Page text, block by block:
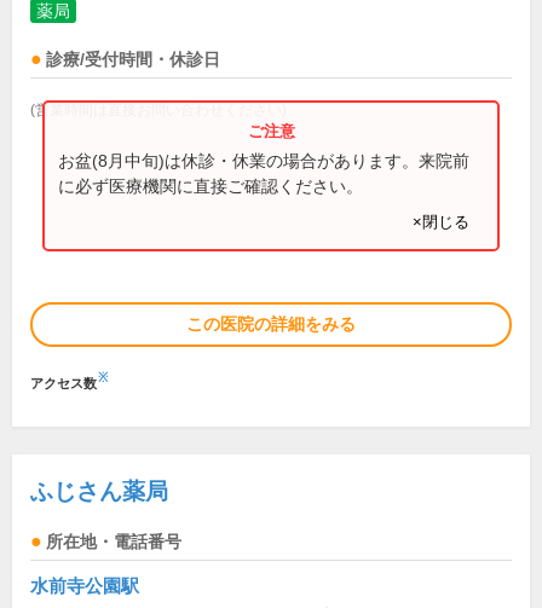
薬局
診療/受付時間・休診日
(営業時間は直接お問い合わせください)
お盆(8月中旬)は休診・休業の場合があります。来院前
に必ず医療機関に直接ご確認ください。
×閉じる
この医院の詳細をみる
アクセス数※
ふじさん薬局
所在地・電話番号
水前寺公園駅